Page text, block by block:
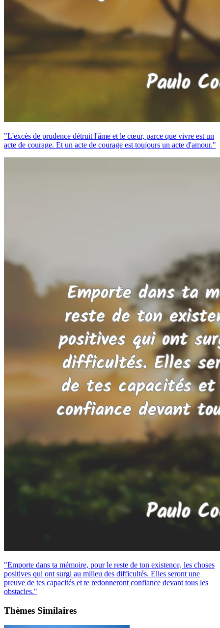
"L'excès de prudence détruit l'âme et le cœur, parce que vivre est un
acte de courage. Et un acte de courage est toujours un acte d'amour."
"Emporte dans ta mémoire, pour le reste de ton existence, les choses
positives qui ont surgi au milieu des difficultés. Elles seront une
preuve de tes capacités et te redonneront confiance devant tous les
obstacles."
Thèmes Similaires